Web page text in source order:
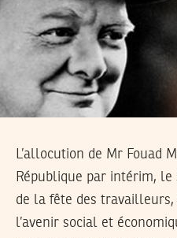
L’allocution de Mr Fouad
République par intérim, le
de la fête des
l’avenir social et